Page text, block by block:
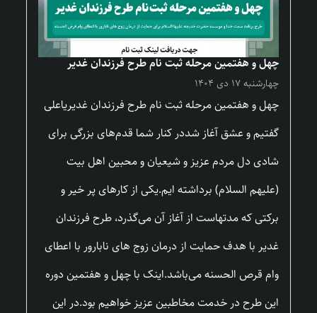
چهل و هفتمین مرحله ثبت نام طرح فرزندان غدیر
چهارشنبه ۱۷ دی ۱۴۰۴
چهل و هفتمین مرحله ثبت نام طرح فرزندان غدیریاعلی
گفتیم و عشق آغاز شددر کنار شما قدم‌های بزرگی برای
شادی دل مردم عزیز و شیعیان و محبین اهل بیت
(علیهم السلام) برداشته ایم.یکی از کارهای پر خیر و
برکتی که مدتهاست از آغاز آن می‌گذرد، طرح فرزندان
غدیر با هدف حمایت از درمان زوج های نابارور با اعطای
وام قرص الحسنه می‌باشد.اینک با چهل و هفتمین دوره
این طرح در خدمت مخاطبین عزیز خواهیم بود.در این